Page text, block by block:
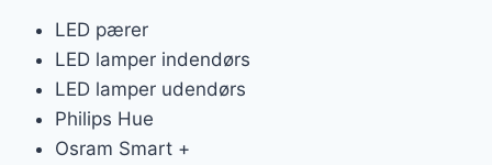
LED pærer
LED lamper indendørs
LED lamper udendørs
Philips Hue
Osram Smart +